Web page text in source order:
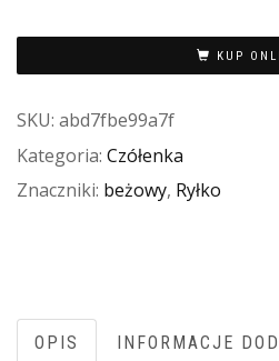
KUP
SKU: abd7fbe99a7f
Kategoria: Czółenka
Znaczniki: beżowy, Ryłko
OPIS INFORMACJE